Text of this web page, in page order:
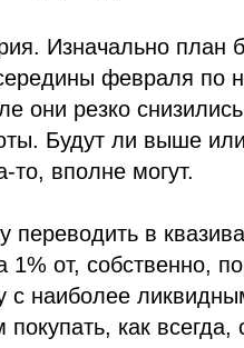
Изначально план
февраля по
они резко
Будут ли выше
то, вполне могут.
переводить в
1% от, собственно,
с наиболее
как всегда,